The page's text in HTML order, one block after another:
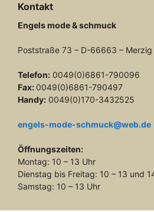
Kontakt
Engels mode & schmuck
Poststraße 73 – D-66663 – Merzig
Telefon: 0049(0)6861-790096
Fax: 0049(0)6861-790497
Handy: 0049(0)170-3432525
engels-mode-schmuck@web.de
Öffnungszeiten:
Montag: 10 – 13 Uhr
Dienstag bis Freitag: 10 – 13 und
Samstag: 10 – 13 Uhr